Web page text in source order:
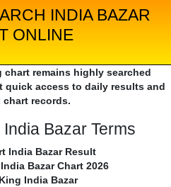
INDIA BAZAR
ONLINE
chart remains highly searched
quick access to daily results and
records.
Bazar Terms
India Bazar Result
Bazar Chart 2026
India Bazar